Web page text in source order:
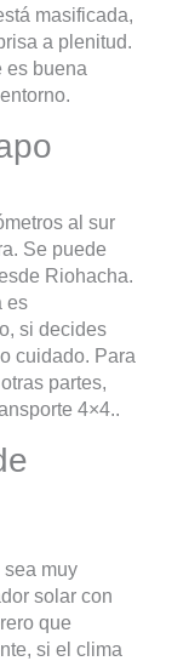
masificada,
a plenitud.
es buena
al sur
Se puede
Riohacha.
es
si decides
cuidado. Para
partes,
4×4..
sea muy
solar con
que
si el clima